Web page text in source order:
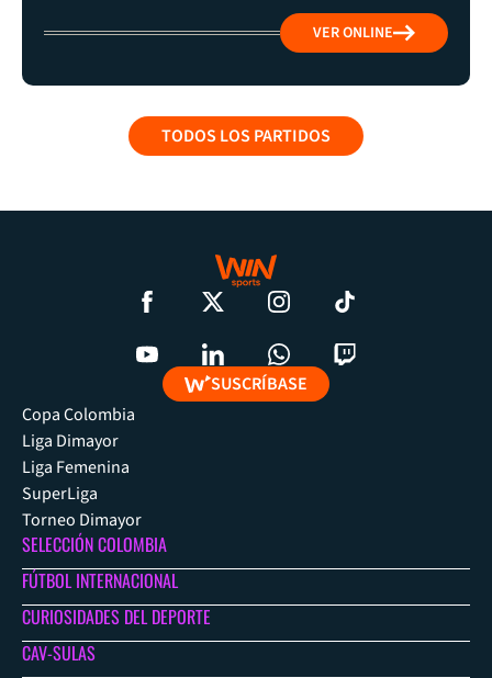
VER ONLINE
TODOS LOS PARTIDOS
SUSCRÍBASE
Copa Colombia
Liga Dimayor
Liga Femenina
SuperLiga
Torneo Dimayor
SELECCIÓN COLOMBIA
FÚTBOL INTERNACIONAL
CURIOSIDADES DEL DEPORTE
CAV-SULAS